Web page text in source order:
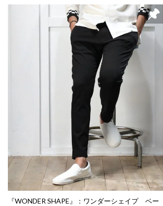
『WONDER SHAPE』：ワンダーシェイプ ベー